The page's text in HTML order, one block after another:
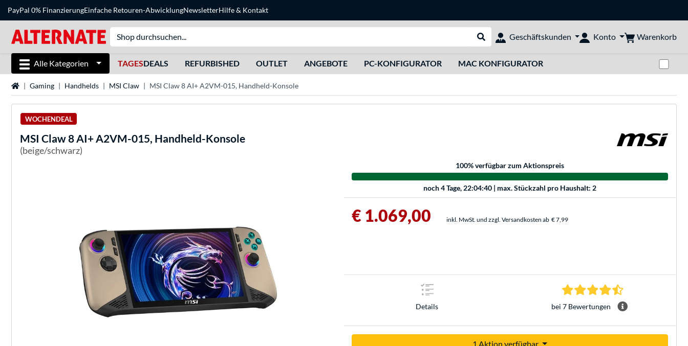
PayPal 0% FinanzierungEinfache Retouren-AbwicklungNewsletterHilfe& Kontakt
Suche durchführen
Geschäftskunden Konto Warenkorb
Alle Kategorien TAGESDEALS REFURBISHED OUTLET ANGEBOTE PC-KONFIGURATOR MAC KONFIGURATOR
StartseiteGaming Handhelds MSI Claw MSI Claw 8 AI+ A2VM-015, Handheld-Konsole
WOCHENDEAL
MSI Claw 8 AI+ A2VM-015, Handheld-Konsole
(beige/schwarz)
100% verfügbar zum Aktionspreis
noch4 Tage, 22:04:40 | max. Stückzahl pro Haushalt: 2
€ 1.069,00 inkl. MwSt. und zzgl. Versandkosten ab € 7,99
Details
4.6 Sterne bei 7
bei 7 Bewertungen
1 Aktion verfügbar